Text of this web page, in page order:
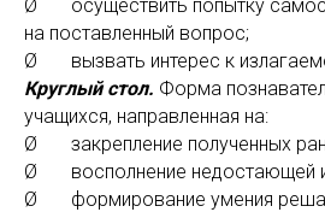
Ø осуществить попытку
на поставленный вопрос;
Ø вызвать интерес к
Круглый стол. Форма
учащихся, направленная на:
Ø закрепление полученных
Ø восполнение недостающей
Ø формирование умения